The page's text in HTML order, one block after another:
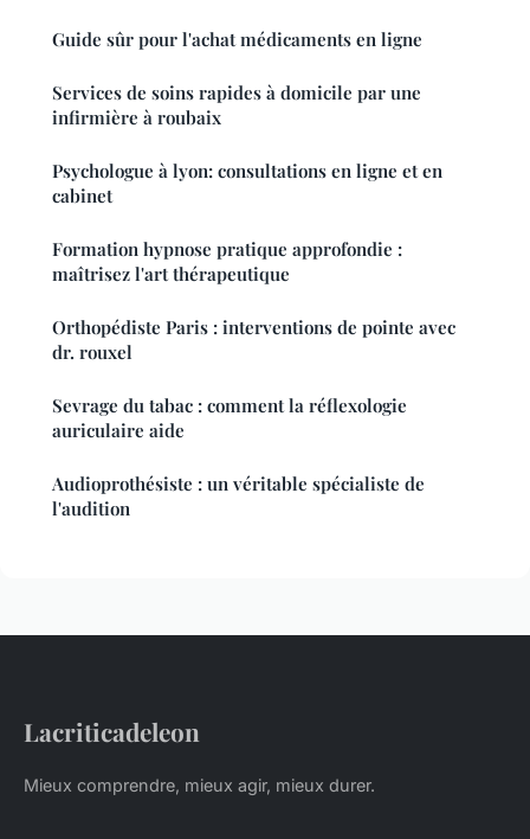
Guide sûr pour l'achat médicaments en ligne
Services de soins rapides à domicile par une
infirmière à roubaix
Psychologue à lyon: consultations en ligne et en
cabinet
Formation hypnose pratique approfondie :
maîtrisez l'art thérapeutique
Orthopédiste Paris : interventions de pointe avec
dr. rouxel
Sevrage du tabac : comment la réflexologie
auriculaire aide
Audioprothésiste : un véritable spécialiste de
l'audition
Lacriticadeleon
Mieux comprendre, mieux agir, mieux durer.